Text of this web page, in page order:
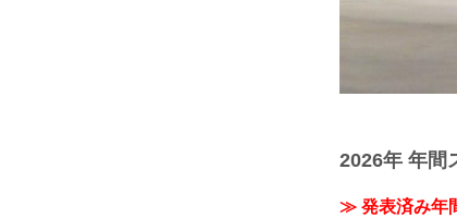
2026年 年間
≫ 発表済み年